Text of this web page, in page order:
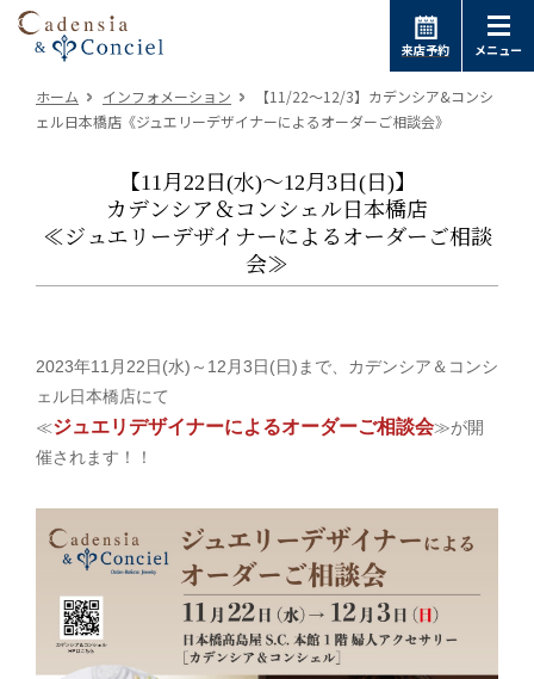
来店予約 メニュー
ホーム インフォメーション
【11/22～12/3】カデンシア&コンシ
ェル日本橋店《ジュエリーデザイナーによるオーダーご相談会》
【11月22日(水)～12月3日(日)】
カデンシア＆コンシェル日本橋店
≪ジュエリーデザイナーによるオーダーご相談
会≫
2023年11月22日(水)～12月3日(日)まで、カデンシア＆コンシ
ェル日本橋店にて
≪ジュエリデザイナーによるオーダーご相談会≫が開
催されます！！